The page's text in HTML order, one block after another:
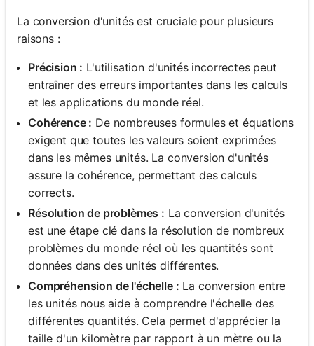
La conversion d'unités est cruciale pour plusieurs
raisons :
Précision : L'utilisation d'unités incorrectes peut
entraîner des erreurs importantes dans les calculs
et les applications du monde réel.
Cohérence : De nombreuses formules et équations
exigent que toutes les valeurs soient exprimées
dans les mêmes unités. La conversion d'unités
assure la cohérence, permettant des calculs
corrects.
Résolution de problèmes : La conversion d'unités
est une étape clé dans la résolution de nombreux
problèmes du monde réel où les quantités sont
données dans des unités différentes.
Compréhension de l'échelle : La conversion entre
les unités nous aide à comprendre l'échelle des
différentes quantités. Cela permet d'apprécier la
taille d'un kilomètre par rapport à un mètre ou la